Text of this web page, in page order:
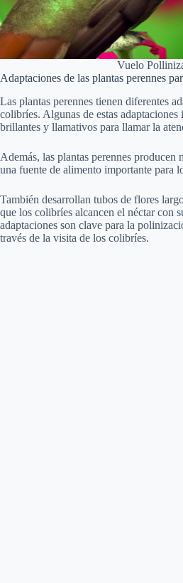
Vuelo
Adaptaciones de las plantas perennes
Las plantas perennes tienen diferentes
colibríes. Algunas de estas
brillantes y llamativos para llamar la
Además, las plantas perennes producen
una fuente de alimento importante para
También desarrollan tubos de flores
que los colibríes alcancen el néctar con
adaptaciones son clave para la
través de la visita de los colibríes.